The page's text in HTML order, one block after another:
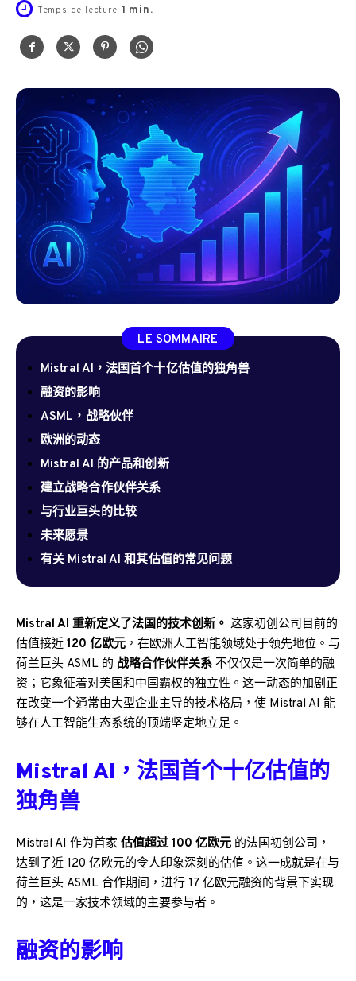
Temps de lecture 1 min.
LE SOMMAIRE
Mistral AI，法国首个十亿估值的独角兽
融资的影响
ASML，战略伙伴
欧洲的动态
Mistral AI 的产品和创新
建立战略合作伙伴关系
与行业巨头的比较
未来愿景
有关 Mistral AI 和其估值的常见问题
Mistral AI 重新定义了法国的技术创新。 这家初创公司目前的
估值接近 120 亿欧元 ，在欧洲人工智能领域处于领先地位。与
荷兰巨头 ASML 的 战略合作伙伴关系 不仅仅是一次简单的融
资；它象征着对美国和中国霸权的独立性。这一动态的加剧正
在改变一个通常由大型企业主导的技术格局，使 Mistral AI 能
够在人工智能生态系统的顶端坚定地立足。
Mistral AI，法国首个十亿估值的
独角兽
Mistral AI 作为首家 估值超过 100 亿欧元 的法国初创公司，
达到了近 120 亿欧元的令人印象深刻的估值。这一成就是在与
荷兰巨头 ASML 合作期间，进行 17 亿欧元融资的背景下实现
的，这是一家技术领域的主要参与者。
融资的影响